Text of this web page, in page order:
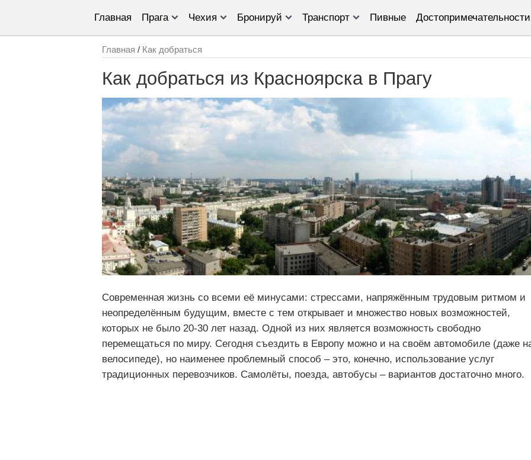
Главная Прага Чехия Бронируй Транспорт Пивные Достопримечательности
Главная / Как добраться
Как добраться из Красноярска в Прагу
Современная жизнь со всеми её минусами: стрессами, напряжённым трудовым ритмом и
неопределённым будущим, вместе с тем открывает и множество новых возможностей,
которых не было 20-30 лет назад. Одной из них является возможность свободно
перемещаться по миру. Сегодня съездить в Европу можно и на своём автомобиле (даже
велосипеде), но наименее проблемный способ – это, конечно, использование услуг
традиционных перевозчиков. Самолёты, поезда, автобусы – вариантов достаточно много.